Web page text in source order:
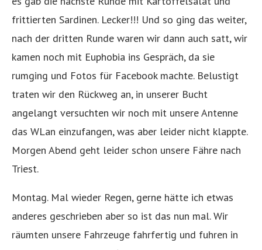
frittierten Sardinen. Lecker!!! Und so ging das weiter,
nach der dritten Runde waren wir dann auch satt, wir
kamen noch mit Euphobia ins Gespräch, da sie
rumging und Fotos für Facebook machte. Belustigt
traten wir den Rückweg an, in unserer Bucht
angelangt versuchten wir noch mit unsere Antenne
das WLan einzufangen, was aber leider nicht klappte.
Morgen Abend geht leider schon unsere Fähre nach
Triest.
Montag. Mal wieder Regen, gerne hätte ich etwas
anderes geschrieben aber so ist das nun mal. Wir
räumten unsere Fahrzeuge fahrfertig und fuhren in